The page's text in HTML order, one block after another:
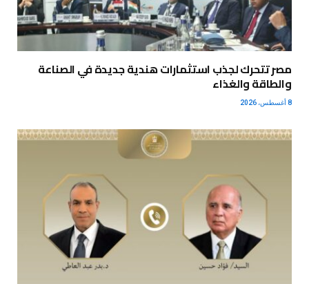
مصر تتحرك لجذب استثمارات هندية جديدة في الصناعة
والطاقة والغذاء
8 أغسطس، 2026